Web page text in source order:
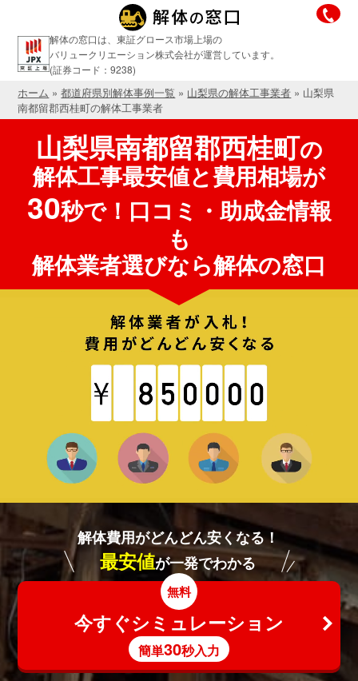
解体の窓口は、東証グロース市場上場の
バリュークリエーション株式会社が運営しています。
(証券コード：9238)
ホーム »都道府県別解体事例一覧 » 山梨県の解体工事業者 » 山梨県
南都留郡西桂町の解体工事業者
山梨県南都留郡西桂町の
解体工事最安値と費用相場が
30秒で！口コミ・助成金情報
も
解体業者選びなら解体の窓口
解体費用がどんどん安くなる！
最安値が一発でわかる
無料
今すぐシミュレーション
簡単30秒入力